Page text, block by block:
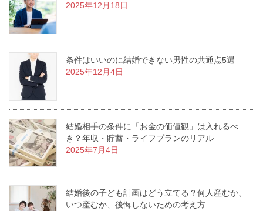
2025年12月18日
条件はいいのに結婚できない男性の共通点5選
2025年12月4日
結婚相手の条件に「お金の価値観」は入れるべ
き？年収・貯蓄・ライフプランのリアル
2025年7月4日
結婚後の子ども計画はどう立てる？何人産むか、
いつ産むか、後悔しないための考え方